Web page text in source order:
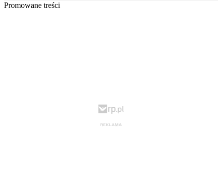
Promowane treści